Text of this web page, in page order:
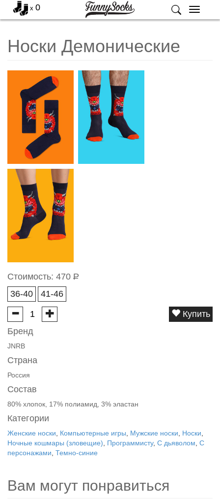
Меню
x 0
Носки Демонические
Стоимость: 470 Р
36-40
41-46
Купить
Бренд
JNRB
Страна
Россия
Состав
80% хлопок, 17% полиамид, 3% эластан
Категории
Женские носки Компьютерные игры Мужские носки Носки
Ночные кошмары (зловещие)
Программисту, С дьяволом С
персонажами Темно-синие
Вам могут понравиться